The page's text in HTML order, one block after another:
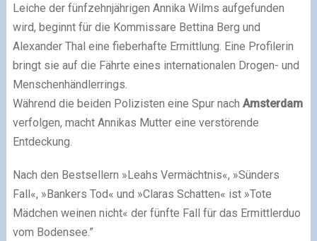
Leiche der fünfzehnjährigen Annika Wilms aufgefunden
wird, beginnt für die Kommissare Bettina Berg und
Alexander Thal eine fieberhafte Ermittlung. Eine Profilerin
bringt sie auf die Fährte eines internationalen Drogen- und
Menschenhändlerrings.
Während die beiden Polizisten eine Spur nach Amsterdam
verfolgen, macht Annikas Mutter eine verstörende
Entdeckung.
Nach den Bestsellern »Leahs Vermächtnis«, »Sünders
Fall«, »Bankers Tod« und »Claras Schatten« ist »Tote
Mädchen weinen nicht« der fünfte Fall für das Ermittlerduo
vom Bodensee.”